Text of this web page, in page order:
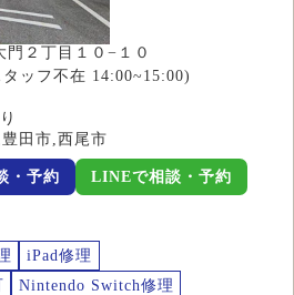
門２丁目１０−１０
ッフ不在 14:00~15:00)
田市,西尾市
・予約 LINEで相談・予約
iPad修理
Nintendo Switch修理